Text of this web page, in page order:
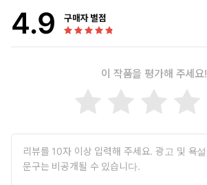
4.9 구매자 별점
이 작품을 평가해 주세요!